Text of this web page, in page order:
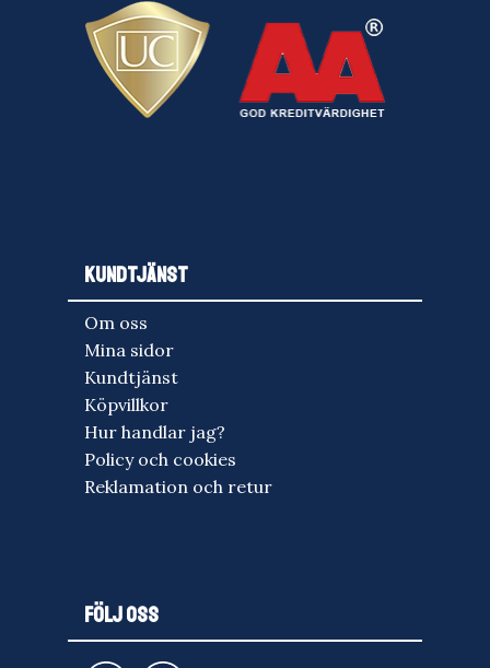
KUNDTJÄNST
Om oss
Mina sidor
Kundtjänst
Köpvillkor
Hur handlar jag?
Policy och cookies
Reklamation och retur
FÖLJ OSS